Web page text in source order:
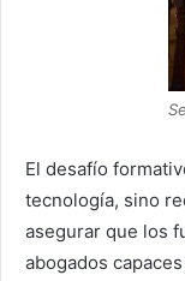
El desafío
tecnología, sino
asegurar que los
abogados